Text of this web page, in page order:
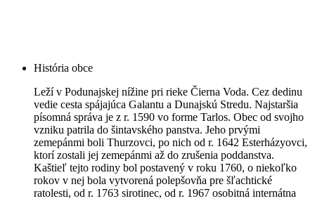
História obce
Leží v Podunajskej nížine pri rieke Čierna Voda. Cez dedinu
vedie cesta spájajúca Galantu a Dunajskú Stredu. Najstaršia
písomná správa je z r. 1590 vo forme Tarlos. Obec od svojho
vzniku patrila do šintavského panstva. Jeho prvými
zemepánmi boli Thurzovci, po nich od r. 1642 Esterházyovci,
ktorí zostali jej zemepánmi až do zrušenia poddanstva.
Kaštieľ tejto rodiny bol postavený v roku 1760, o niekoľko
rokov v nej bola vytvorená polepšovňa pre šľachtické
ratolesti, od r. 1763 sirotinec, od r. 1967 osobitná internátna